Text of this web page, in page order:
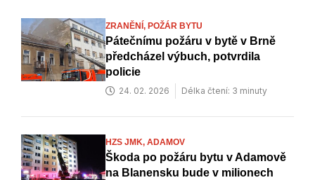
ZRANĚNÍ, POŽÁR BYTU
Pátečnímu požáru v bytě v Brně
předcházel výbuch, potvrdila
policie
24. 02. 2026 Délka čtení: 3 minuty
HZS JMK, ADAMOV
Škoda po požáru bytu v Adamově
na Blanensku bude v milionech